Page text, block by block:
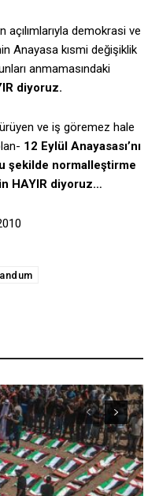
demokrasi ve
Anayasa kısmi değişiklik
anmamasındaki
diyoruz.
ve iş göremez hale
12 Eylül Anayasası’nı
şekilde normalleştirme
HAYIR diyoruz…